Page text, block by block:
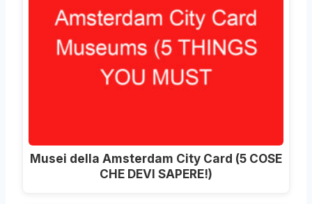
Musei della Amsterdam City Card (5 COSE
CHE DEVI SAPERE!)